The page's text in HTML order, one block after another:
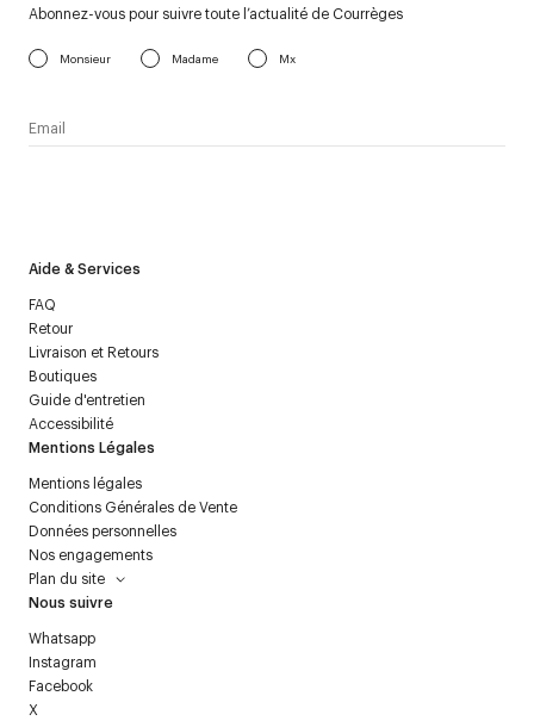
Aide & Services
FAQ
Retour
Livraison et Retours
Boutiques
Guide d'entretien
Accessibilité
Mentions Légales
Mentions légales
Conditions Générales de Vente
Données personnelles
Nos engagements
Plan du site
Nous suivre
Whatsapp
Instagram
Facebook
X
Abonnez-vous pour suivre toute l’actualité de Courrèges
Monsieur Madame Mx